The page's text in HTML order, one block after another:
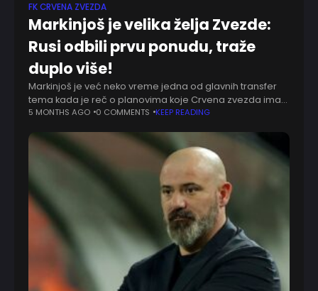
FK CRVENA ZVEZDA
Markinjoš je velika želja Zvezde:
Rusi odbili prvu ponudu, traže
duplo više!
Markinjoš je već neko vreme jedna od glavnih transfer
tema kada je reč o planovima koje Crvena zvezda ima
za naredni prelazni rok. Nije tajna da Crvena zvezda želi
5 MONTHS AGO 0 COMMENTS KEEP READING